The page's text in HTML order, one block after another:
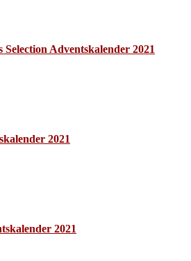
Adventskalender 2021
2021
2021